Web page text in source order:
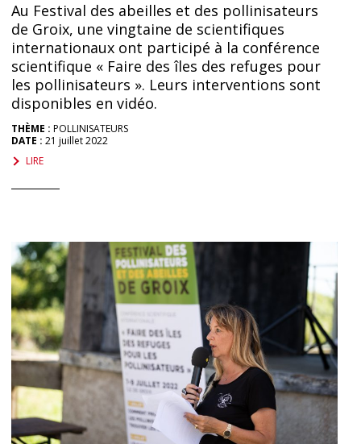
Au Festival des abeilles et des pollinisateurs
de Groix, une vingtaine de scientifiques
internationaux ont participé à la conférence
scientifique « Faire des îles des refuges pour
les pollinisateurs ». Leurs interventions sont
disponibles en vidéo.
THÈME : POLLINISATEURS
DATE : 21 juillet 2022
LIRE